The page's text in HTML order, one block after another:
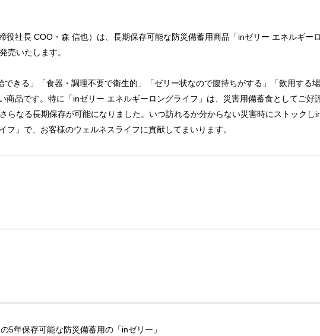
役社長 COO・森 信也）は、長期保存可能な防災備蓄用商品「inゼリー エネルギー
売いたします。
きる」「食器・調理不要で衛生的」「ゼリー状なので腹持ちがする」「飲用する
商品です。特に「inゼリー エネルギーロングライフ」は、災害用備蓄食としてご好
らなる長期保存が可能になりました。いつ訪れるか分からない災害時にストックし
」で、お客様のウェルネスライフに貢献してまいります。
5年保存可能な防災備蓄用の「inゼリー」